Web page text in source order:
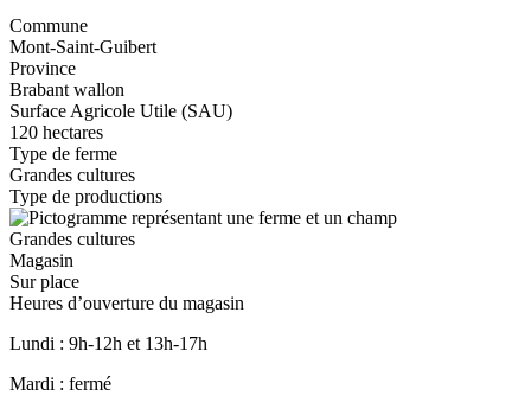
Commune
Mont-Saint-Guibert
Province
Brabant wallon
Surface Agricole Utile (SAU)
120 hectares
Type de ferme
Grandes cultures
Type de productions
Image
Grandes cultures
Magasin
Sur place
Heures d’ouverture du magasin
Lundi : 9h-12h et 13h-17h
Mardi : fermé